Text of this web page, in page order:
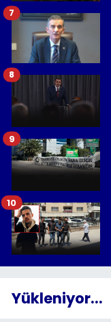
7
8
9
10
Yükleniyor...